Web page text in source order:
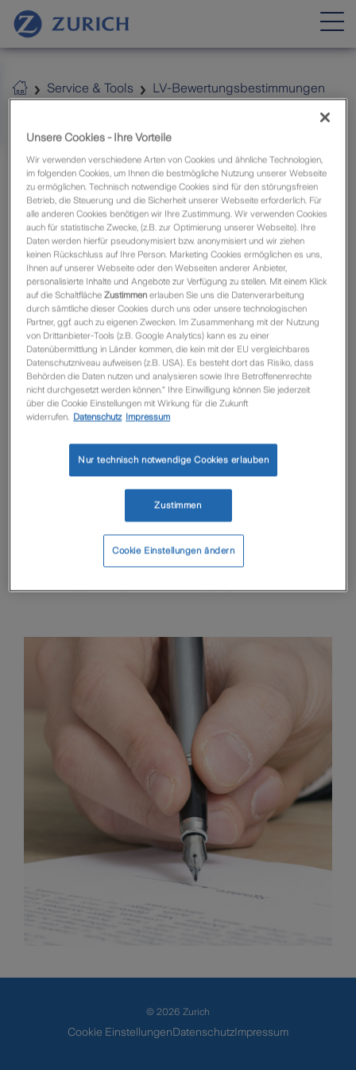
Zurich Maklerweb
Service & Tools LV-Bewertungsbestimmungen
LV-
Bewertungsbestimmungen
Hier finden Sie die aktuellen LV-
Bewertungsbestimmungen der Zurich Deutscher
Herold Lebensversicherung AG.
Version Stand 01/2025
LV-Bewertungsbestimmungen und besondere
Regelungen zur Vergütungsregelung Leben,Stand
01/2025, Zurich Deutscher Herold
Lebensversicherung AG (gültig ab 01.01.2025für
Makler und Mehrfachagenten)
Bewertungsbestimmungen haben, wenden Sie sich
maklerverwaltung@zurich.com
Für weitere Fragen steht Ihnen Ihre zuständige
Cookie EinstellungenDatenschutzImpressum
© 2026 Zurich
Unsere Cookies - Ihre Vorteile
Wir verwenden verschiedene Arten von Cookies und ähnliche Technologien,
im folgenden Cookies, um Ihnen die bestmögliche Nutzung unserer Webseite
zu ermöglichen. Technisch notwendige Cookies sind für den störungsfreien
Betrieb, die Steuerung und die Sicherheit unserer Webseite erforderlich. Für
alle anderen Cookies benötigen wir Ihre Zustimmung. Wir verwenden Cookies
auch für statistische Zwecke, (z.B. zur Optimierung unserer Webseite). Ihre
Daten werden hierfür pseudonymisiert bzw. anonymisiert und wir ziehen
keinen Rückschluss auf Ihre Person. Marketing Cookies ermöglichen es uns,
Ihnen auf unserer Webseite oder den Webseiten anderer Anbieter,
personalisierte Inhalte und Angebote zur Verfügung zu stellen. Mit einem Klick
auf die SchaltflächeZustimmenerlauben Sie uns die Datenverarbeitung
durch sämtliche dieser Cookies durch uns oder unsere technologischen
Partner, ggf. auch zu eigenen Zwecken. Im Zusammenhang mit der Nutzung
von Drittanbieter-Tools (z.B. Google Analytics) kann es zu einer
Datenübermittlung in Länder kommen, die kein mit der EU vergleichbares
Datenschutzniveau aufweisen (z.B. USA). Es besteht dort das Risiko, dass
Behörden die Daten nutzen und analysieren sowie Ihre Betroffenenrechte
nicht durchgesetzt werden können.“ Ihre Einwilligung können Sie jederzeit
über die Cookie Einstellungen mit Wirkung für die Zukunft
widerrufen.
Datenschutz Impressum
Nur technisch notwendige Cookies erlauben
Zustimmen
Cookie Einstellungen ändern